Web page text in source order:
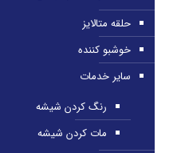
حلقه متالایز
خوشبو کننده
سایر خدمات
رنگ کردن شیشه
مات کردن شیشه